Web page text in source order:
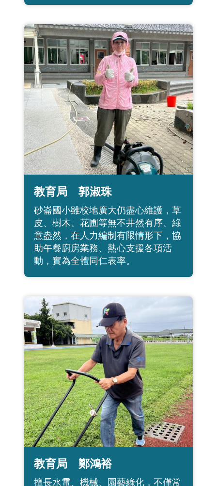
教育局 郭淑珠
砂崙國小雖校地廣大仍盡心維護，草
皮、樹木、花圃等無不井然有序、綠
意盎然，在人力編制有限情形下，協
助午餐廚房業務、熱心支援各項活
動，實為全體同仁表率。
教育局 鄭鴻裕
擅長水電、機械、園藝綠化，不僅常